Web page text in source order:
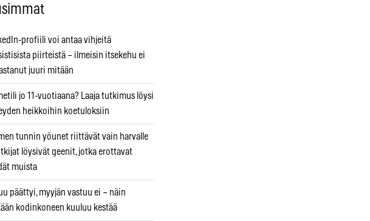
profiili voi antaa vihjeitä
piirteistä – ilmeisin itsekehu ei
juuri mitään
jo 11-vuotiaana? Laaja tutkimus löysi
heikkoihin koetuloksiin
tunnin yöunet riittävät vain harvalle
löysivät geenit, jotka erottavat
muista
päättyi, myyjän vastuu ei – näin
kodinkoneen kuuluu kestää